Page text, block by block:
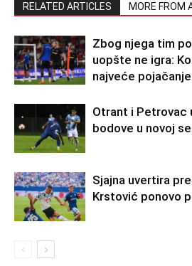
RELATED ARTICLES MORE FROM
Zbog njega tim
uopšte ne igra:
najveće
Otrant i Petrovac
bodove u novoj
Sjajna uvertira
Krstović ponovo